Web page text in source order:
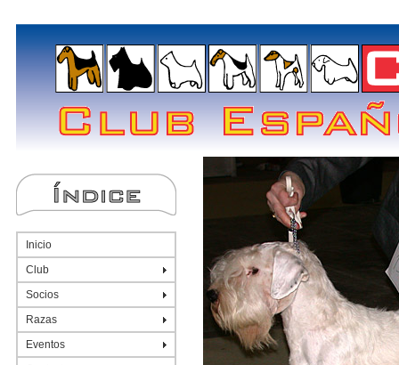
Inicio
Club
Socios
Razas
Eventos